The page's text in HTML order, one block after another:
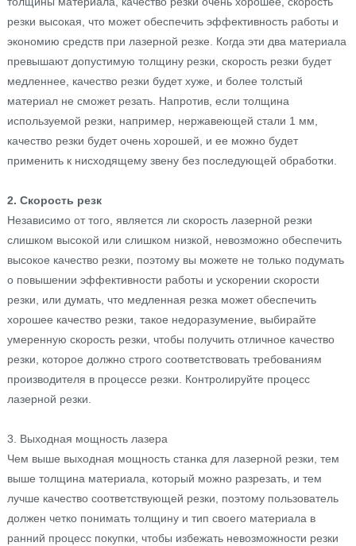
резки высокая, что может обеспечить эффективность работы и
экономию средств при лазерной резке. Когда эти два материала
превышают допустимую толщину резки, скорость резки будет
медленнее, качество резки будет хуже, и более толстый
материал не сможет резать. Напротив, если толщина
используемой резки, например, нержавеющей стали 1 мм,
качество резки будет очень хорошей, и ее можно будет
применить к нисходящему звену без последующей обработки.
2. Скорость резк
Независимо от того, является ли скорость лазерной резки
слишком высокой или слишком низкой, невозможно обеспечить
высокое качество резки, поэтому вы можете не только подумать
о повышении эффективности работы и ускорении скорости
резки, или думать, что медленная резка может обеспечить
хорошее качество резки, такое недоразумение, выбирайте
умеренную скорость резки, чтобы получить отличное качество
резки, которое должно строго соответствовать требованиям
производителя в процессе резки. Контролируйте процесс
лазерной резки.
3. Выходная мощность лазера
Чем выше выходная мощность станка для лазерной резки, тем
выше толщина материала, который можно разрезать, и тем
лучше качество соответствующей резки, поэтому пользователь
должен четко понимать толщину и тип своего материала в
ранний процесс покупки, чтобы избежать невозможности резки